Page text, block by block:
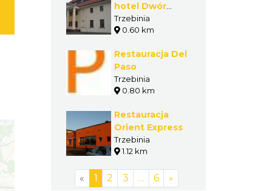
hotel Dwór
Zieleniewskich
w Trzebini
Trzebinia
0.60 km
Restauracja Del
Paso
Trzebinia
0.80 km
Restauracja
Orient Express
Trzebinia
1.12 km
« 1 2 3 … 6 »